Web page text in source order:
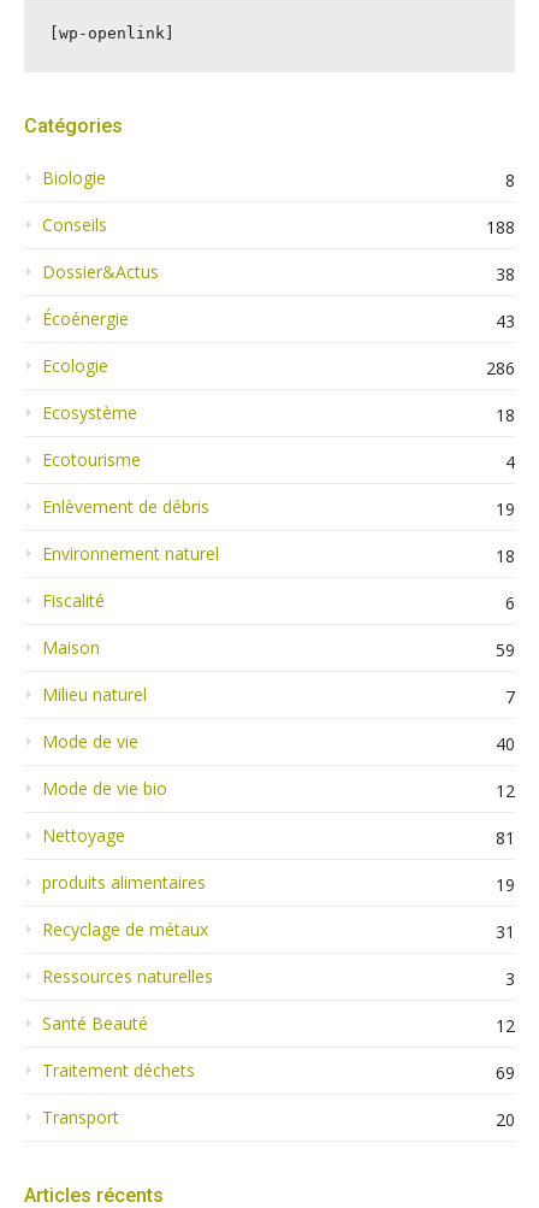
[wp-openlink]
Catégories
Biologie
8
Conseils
188
Dossier&Actus
38
Écoénergie
43
Ecologie
286
Ecosystème
18
Ecotourisme
4
Enlèvement de débris
19
Environnement naturel
18
Fiscalité
6
Maison
59
Milieu naturel
7
Mode de vie
40
Mode de vie bio
12
Nettoyage
81
produits alimentaires
19
Recyclage de métaux
31
Ressources naturelles
3
Santé Beauté
12
Traitement déchets
69
Transport
20
Articles récents